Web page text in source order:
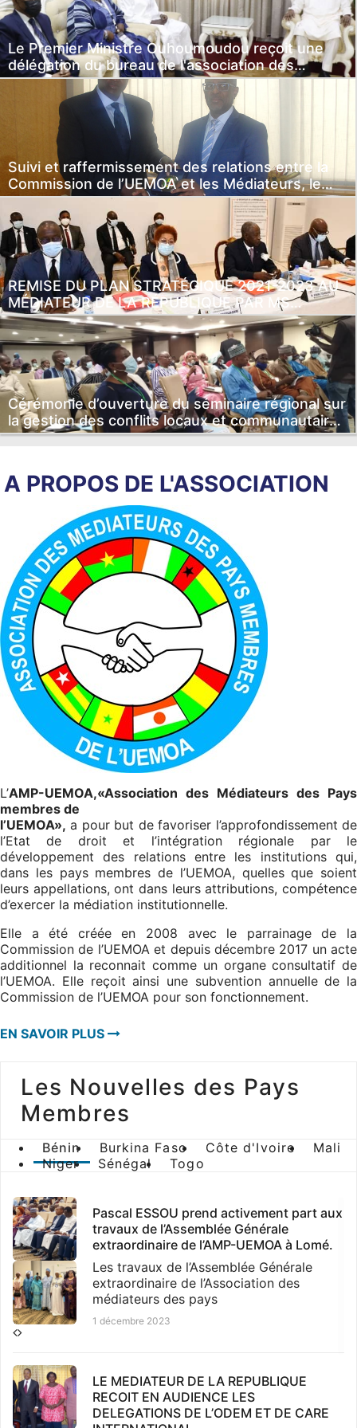
Le Premier Ministre Ouhoumoudou reçoit une
délégation du bureau de l'association des
médiateurs de l'UEMOA (2)
Suivi et raffermissement des relations entre la
Commission de l’UEMOA et les Médiateurs, le
Président de l’Association des Médiateurs des
Pays Membres de l’UEMOA (l’AMP-UEMOA), reçu
par le Président Abdallah BOUREIMA.
REMISE DU PLAN STRATÉGIQUE 2021-2023 AU
MÉDIATEUR DE LA RÉPUBLIQUE PAR MS
NTERNATIONAL LORS DU CONSEIL DE
MÉDIATION
Cérémonie d’ouverture du séminaire régional sur
la gestion des conflits locaux et communautaires
dans le Liptako-Gourma.
A PROPOS DE L'ASSOCIATION
L’AMP-UEMOA,«Association des Médiateurs des Pays
membres de
l’UEMOA», a pour but de favoriser l’approfondissement de
l’Etat de droit et l’intégration régionale par le
développement des relations entre les institutions qui,
dans les pays membres de l’UEMOA, quelles que soient
leurs appellations, ont dans leurs attributions, compétence
d’exercer la médiation institutionnelle.
Elle a été créée en 2008 avec le parrainage de la
Commission de l’UEMOA et depuis décembre 2017 un acte
additionnel la reconnait comme un organe consultatif de
l’UEMOA. Elle reçoit ainsi une subvention annuelle de la
Commission de l’UEMOA pour son fonctionnement.
EN SAVOIR PLUS
Les Nouvelles des Pays
Membres
Bénin Burkina Faso Côte d'Ivoire
Mali
Niger
Sénégal Togo
Pascal ESSOU prend activement part aux
travaux de l’Assemblée Générale
extraordinaire de l’AMP-UEMOA à Lomé.
Les travaux de l’Assemblée Générale
extraordinaire de l’Association des
médiateurs des pays
1 décembre 2023
LE MEDIATEUR DE LA REPUBLIQUE
RECOIT EN AUDIENCE LES
DELEGATIONS DE L’ODEM ET DE CARE